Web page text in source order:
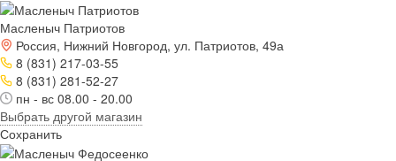
Масленыч Патриотов
Россия, Нижний Новгород, ул. Патриотов, 49а
8 (831) 217-03-55
8 (831) 281-52-27
пн - вс 08.00 - 20.00
Выбрать другой магазин
Сохранить